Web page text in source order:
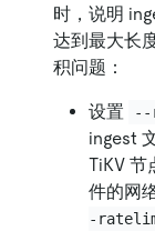
时，说明
达到最大长
积问题：
设置 --
ingest
TiKV 节
件的网
-